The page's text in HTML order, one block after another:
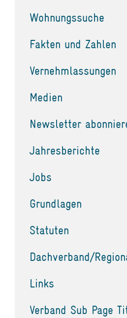
Wohnungssuche
Fakten und Zahlen
Vernehmlassungen
Medien
Newsletter
Jahresberichte
Jobs
Grundlagen
Statuten
Dachverband/
Links
Verband Sub Page